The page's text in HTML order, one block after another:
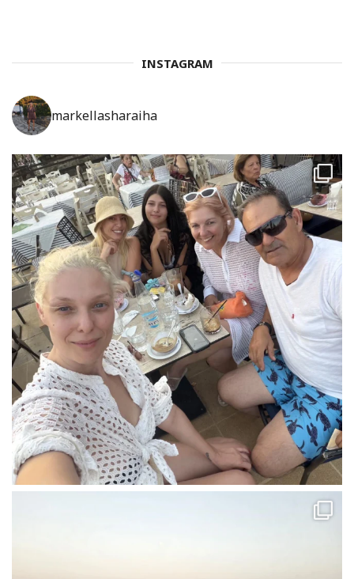
INSTAGRAM
markellasharaiha